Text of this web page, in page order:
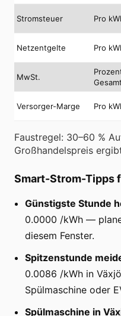
Stromsteuer Pro
Netzentgelte Pro
MwSt.
Versorger-Marge Pro
Faustregel: 30–60 %
Großhandelspreis
Smart-Strom-Tipps
Günstigste Stunde
0.0000 /kWh —
diesem Fenster.
Spitzenstunde
0.0086 /kWh in
Spülmaschine oder
Spülmaschine in